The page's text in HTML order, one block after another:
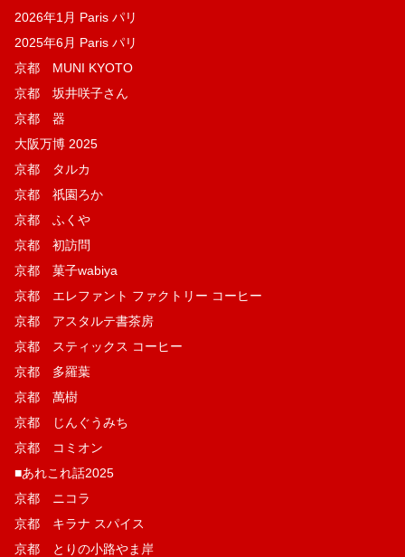
2026年1月 Paris パリ
2025年6月 Paris パリ
京都 MUNI KYOTO
京都 坂井咲子さん
京都 器
大阪万博 2025
京都 タルカ
京都 祇園ろか
京都 ふくや
京都 初訪問
京都 菓子wabiya
京都 エレファント ファクトリー コーヒー
京都 アスタルテ書茶房
京都 スティックス コーヒー
京都 多羅葉
京都 萬樹
京都 じんぐうみち
京都 コミオン
■あれこれ話2025
京都 ニコラ
京都 キラナ スパイス
京都 とりの小路やま岸